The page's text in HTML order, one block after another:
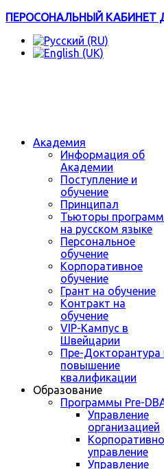
ПЕРОСОНАЛЬНЫЙ КАБИНЕТ
Академия
Информация об
Академии
Поступление и
обучение
Принципал
Тьюторы программ
на русском языке
Персональное
обучение
Корпоративное
обучение
Грант на обучение
Контракт на
обучение
VIP-Кампус в
Швейцарии
Пре-Докторантура
повышение
квалификации
Образование
Программы Pre-
Управление
организацией
управление
Управление